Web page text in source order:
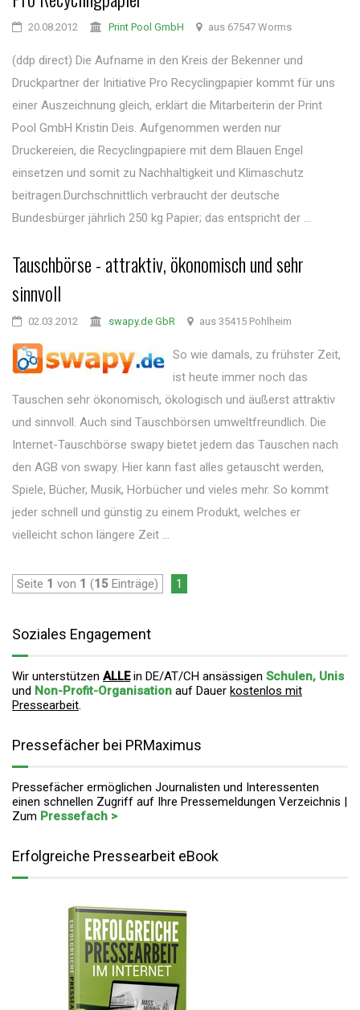
20.08.2012 Print Pool GmbH aus 67547 Worms
(ddp direct) Die Aufname in den Kreis der Bekenner und
Druckpartner der Initiative Pro Recyclingpapier kommt für uns
einer Auszeichnung gleich, erklärt die Mitarbeiterin der Print
Pool GmbH Kristin Deis. Aufgenommen werden nur
Druckereien, die Recyclingpapiere mit dem Blauen Engel
einsetzen und somit zu Nachhaltigkeit und Klimaschutz
beitragen.Durchschnittlich verbraucht der deutsche
Bundesbürger jährlich 250 kg Papier; das entspricht der ...
Tauschbörse - attraktiv, ökonomisch und sehr
sinnvoll
02.03.2012 swapy.de GbR aus 35415 Pohlheim
So wie damals, zu frühster Zeit,
ist heute immer noch das
Tauschen sehr ökonomisch, ökologisch und äußerst attraktiv
und sinnvoll. Auch sind Tauschbörsen umweltfreundlich. Die
Internet-Tauschbörse swapy bietet jedem das Tauschen nach
den AGB von swapy. Hier kann fast alles getauscht werden,
Spiele, Bücher, Musik, Hörbücher und vieles mehr. So kommt
jeder schnell und günstig zu einem Produkt, welches er
vielleicht schon längere Zeit ...
Seite 1 von 1 (15 Einträge) 1
Soziales Engagement
Wir unterstützen ALLEin DE/AT/CH ansässigen Schulen, Unis
und Non-Profit-Organisation auf Dauer kostenlos mit
Pressearbeit.
Pressefächer bei PRMaximus
Pressefächer ermöglichen Journalisten und Interessenten
einen schnellen Zugriff auf Ihre Pressemeldungen Verzeichnis |
Zum Pressefach >
Erfolgreiche Pressearbeit eBook